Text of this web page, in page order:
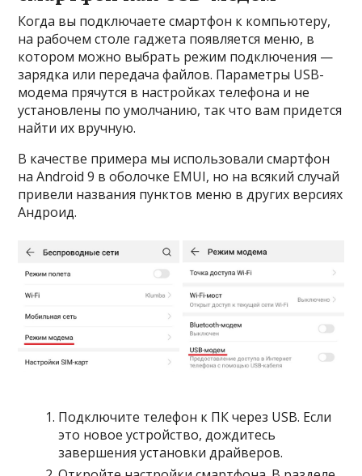
Когда вы подключаете смартфон к компьютеру,
на рабочем столе гаджета появляется меню, в
котором можно выбрать режим подключения —
зарядка или передача файлов. Параметры USB-
модема прячутся в настройках телефона и не
установлены по умолчанию, так что вам придется
найти их вручную.
В качестве примера мы использовали смартфон
на Android 9 в оболочке EMUI, но на всякий случай
привели названия пунктов меню в других версиях
Андроид.
Подключите телефон к ПК через USB. Если
это новое устройство, дождитесь
завершения установки драйверов.